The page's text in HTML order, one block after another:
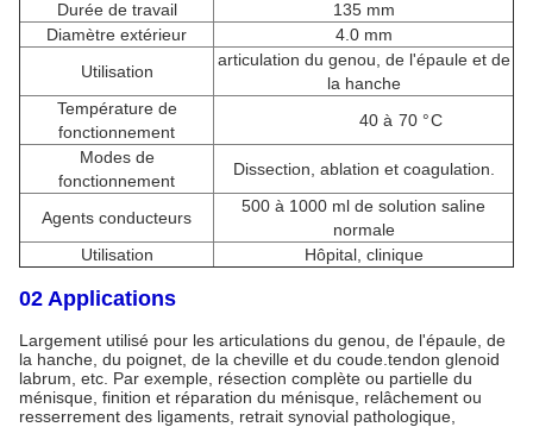
Durée de travail
135 mm
Diamètre extérieur
4.0 mm
Utilisation
articulation du genou, de l'épaule et de
la hanche
Température de
fonctionnement
40 à 70 °C
Modes de
fonctionnement
Dissection, ablation et coagulation.
Agents conducteurs
500 à 1000 ml de solution saline
normale
Utilisation
Hôpital, clinique
02 Applications
Largement utilisé pour les articulations du genou, de l'épaule, de
la hanche, du poignet, de la cheville et du coude.tendon glenoid
labrum, etc. Par exemple, résection complète ou partielle du
ménisque, finition et réparation du ménisque, relâchement ou
resserrement des ligaments, retrait synovial pathologique,